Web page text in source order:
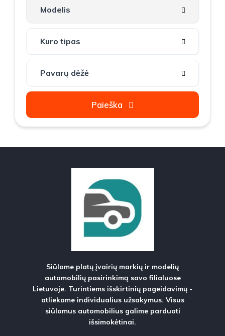
Paieška
Siūlome platų įvairių markių ir modelių
automobilių pasirinkimą savo filialuose
Lietuvoje. Turintiems išskirtinių pageidavimų -
atliekame individualius užsakymus. Visus
siūlomus automobilius galime parduoti
išsimokėtinai.